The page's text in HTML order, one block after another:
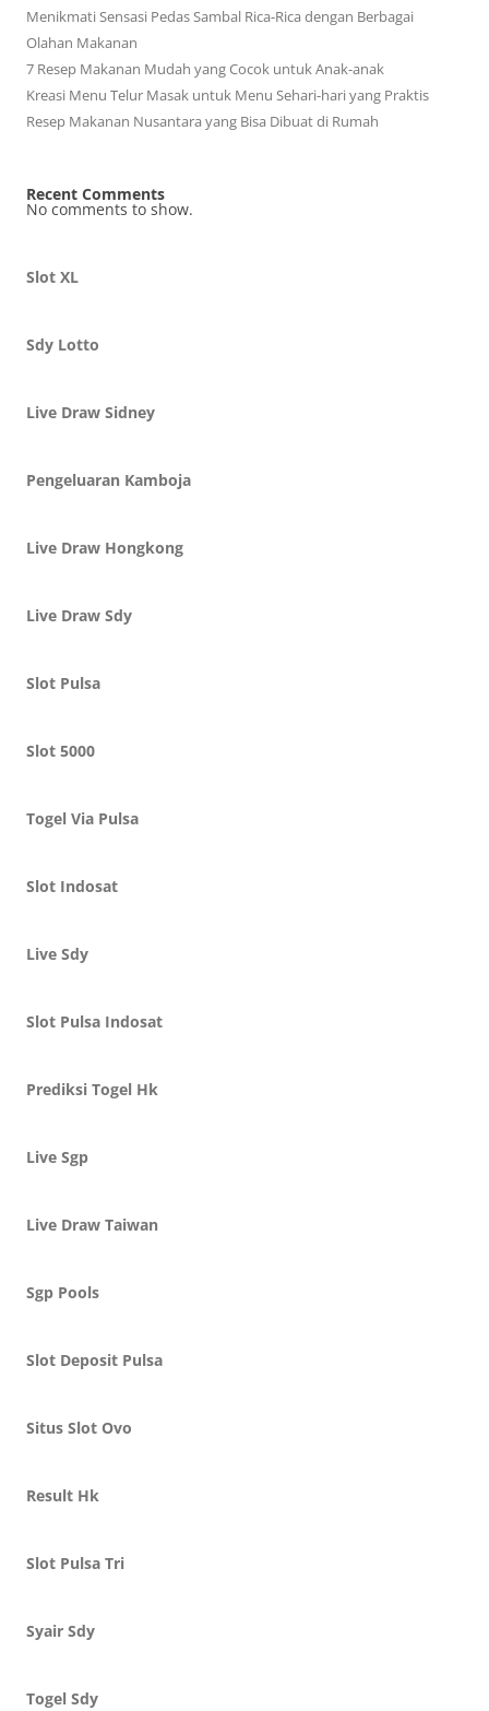
Menikmati Sensasi Pedas Sambal Rica-Rica dengan Berbagai
Olahan Makanan
7 Resep Makanan Mudah yang Cocok untuk Anak-anak
Kreasi Menu Telur Masak untuk Menu Sehari-hari yang Praktis
Resep Makanan Nusantara yang Bisa Dibuat di Rumah
Recent Comments
No comments to show.
Slot XL
Sdy Lotto
Live Draw Sidney
Pengeluaran Kamboja
Live Draw Hongkong
Live Draw Sdy
Slot Pulsa
Slot 5000
Togel Via Pulsa
Slot Indosat
Live Sdy
Slot Pulsa Indosat
Prediksi Togel Hk
Live Sgp
Live Draw Taiwan
Sgp Pools
Slot Deposit Pulsa
Situs Slot Ovo
Result Hk
Slot Pulsa Tri
Syair Sdy
Togel Sdy